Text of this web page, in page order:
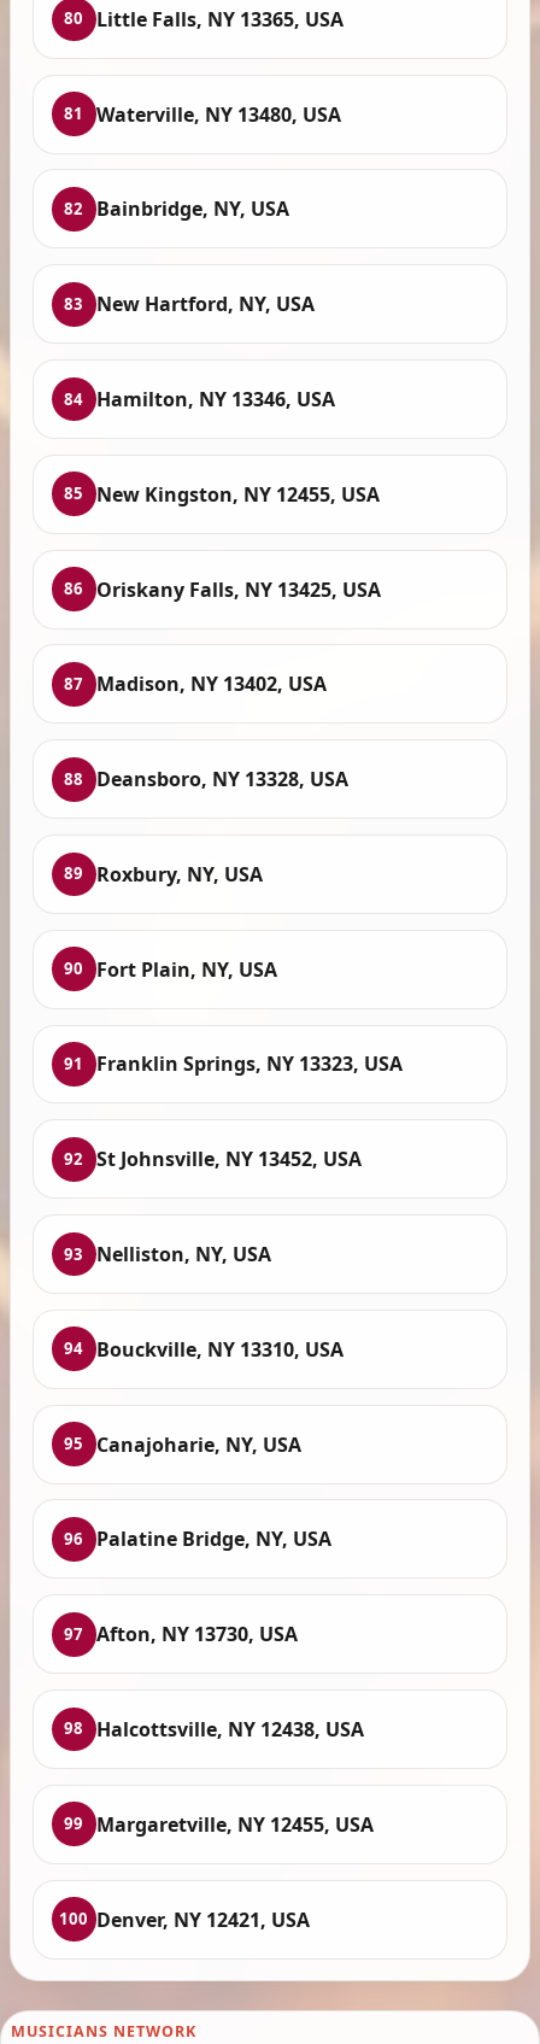
80 Little Falls, NY 13365, USA
81 Waterville, NY 13480, USA
82 Bainbridge, NY, USA
83 New Hartford, NY, USA
84 Hamilton, NY 13346, USA
85 New Kingston, NY 12455, USA
86 Oriskany Falls, NY 13425, USA
87 Madison, NY 13402, USA
88 Deansboro, NY 13328, USA
89 Roxbury, NY, USA
90 Fort Plain, NY, USA
91 Franklin Springs, NY 13323, USA
92 St Johnsville, NY 13452, USA
93 Nelliston, NY, USA
94 Bouckville, NY 13310, USA
95 Canajoharie, NY, USA
96 Palatine Bridge, NY, USA
97 Afton, NY 13730, USA
98 Halcottsville, NY 12438, USA
99 Margaretville, NY 12455, USA
100 Denver, NY 12421, USA
MUSICIANS NETWORK